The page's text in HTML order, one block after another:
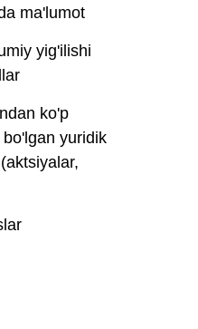
ma'lumot
yig'ilishi
ko'p
yuridik